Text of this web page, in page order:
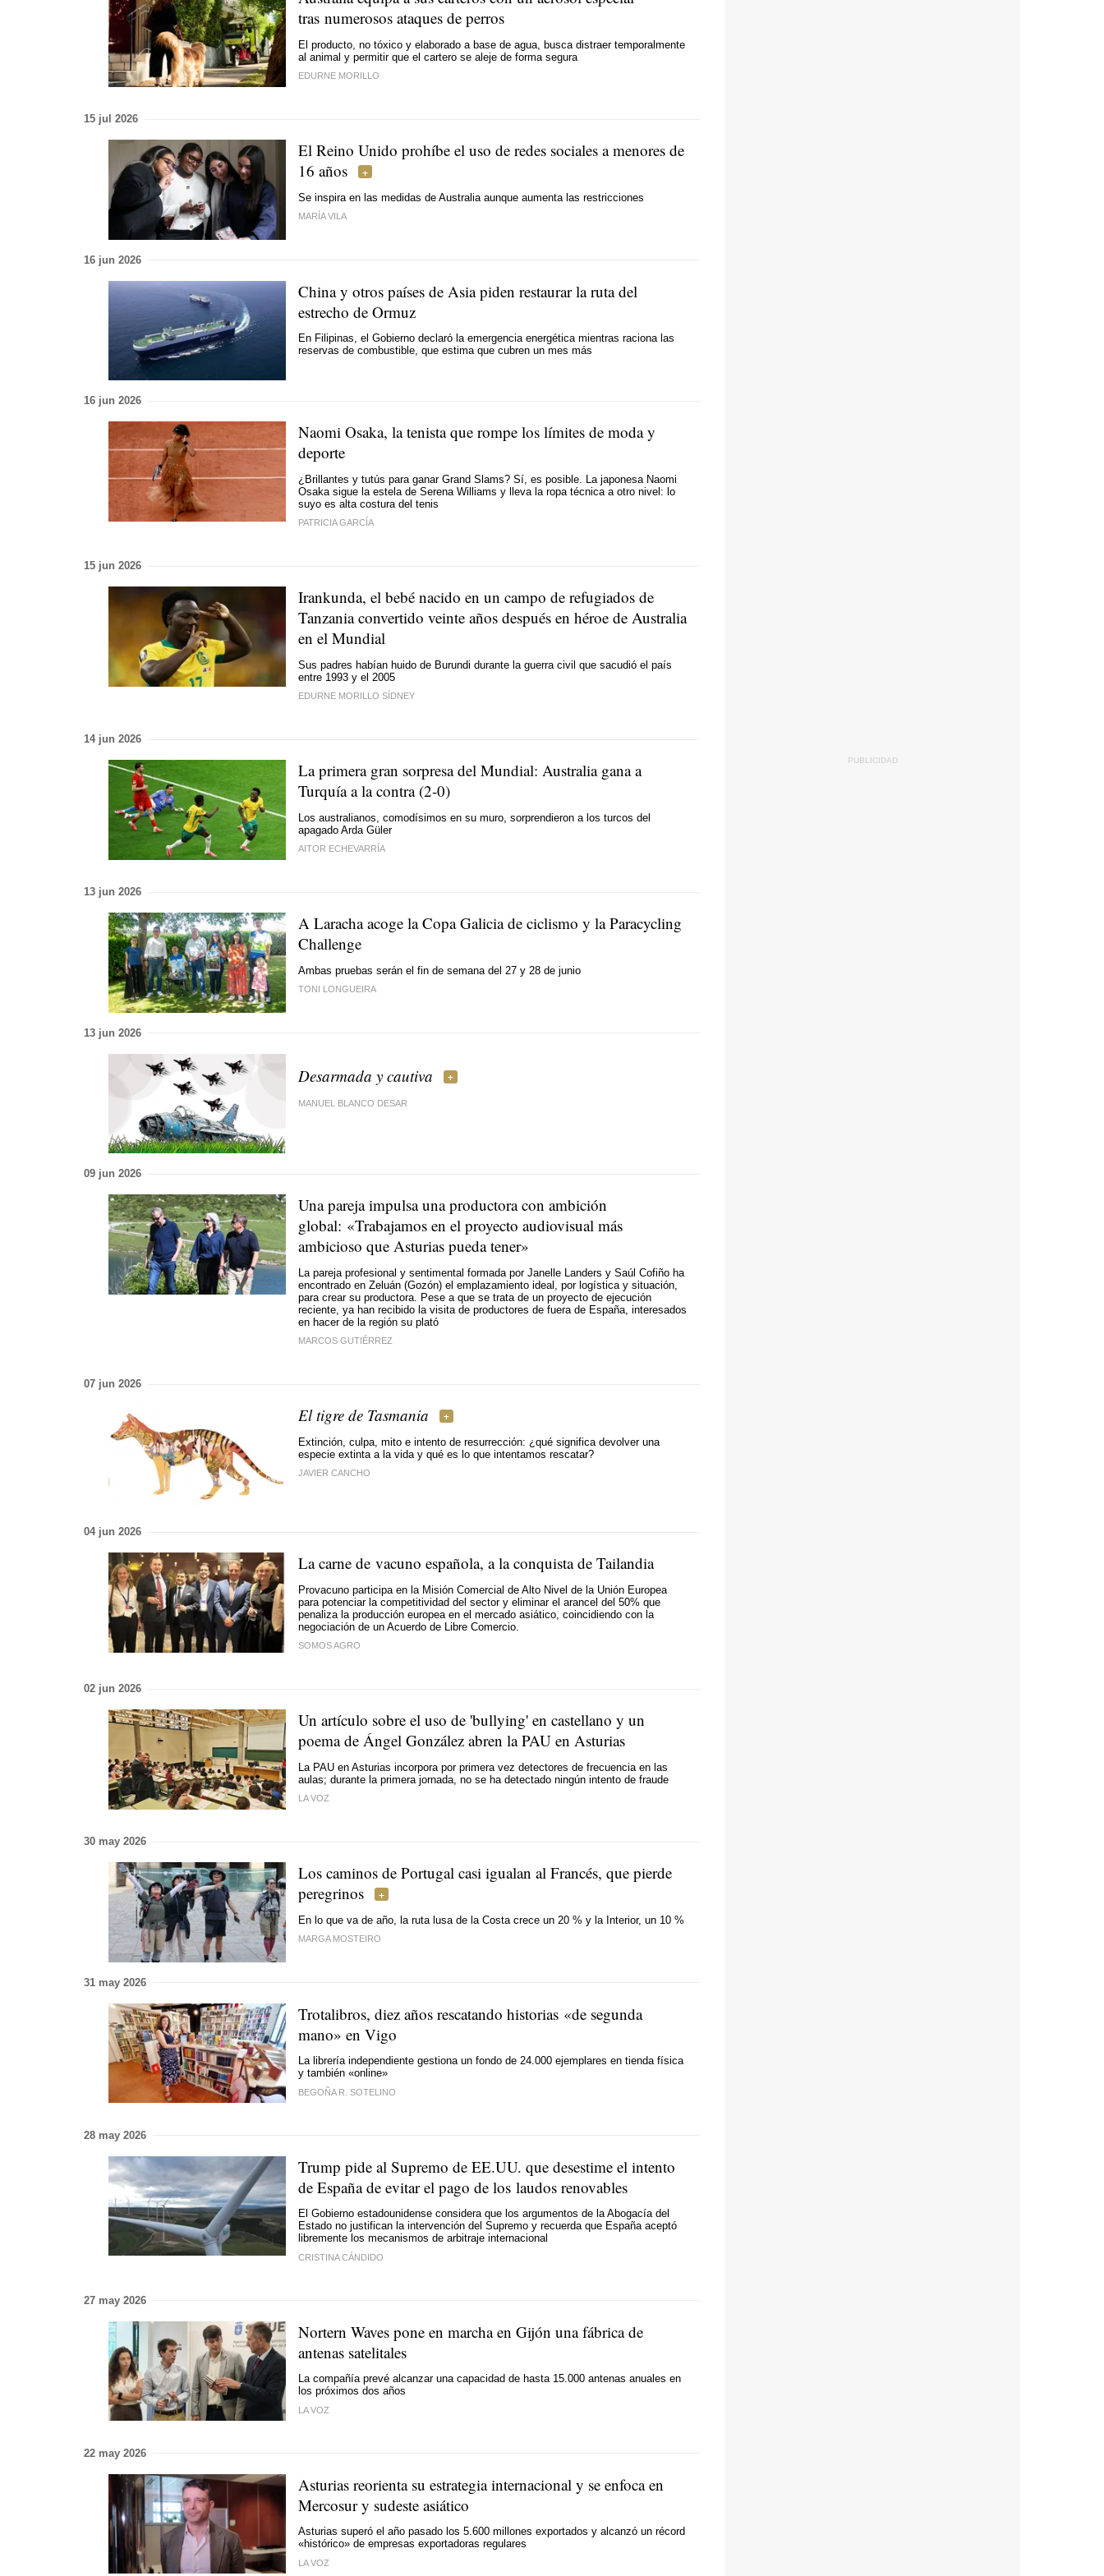
tras numerosos ataques de perros
El producto, no tóxico y elaborado a base de agua, busca distraer temporalmente
al animal y permitir que el cartero se aleje de forma segura
EDURNE MORILLO
15 jul 2026
El Reino Unido prohíbe el uso de redes sociales a menores de
16 años
Se inspira en las medidas de Australia aunque aumenta las restricciones
MARÍA VILA
16 jun 2026
China y otros países de Asia piden restaurar la ruta del
estrecho de Ormuz
En Filipinas, el Gobierno declaró la emergencia energética mientras raciona las
reservas de combustible, que estima que cubren un mes más
16 jun 2026
Naomi Osaka, la tenista que rompe los límites de moda y
deporte
¿Brillantes y tutús para ganar Grand Slams? Sí, es posible. La japonesa Naomi
Osaka sigue la estela de Serena Williams y lleva la ropa técnica a otro nivel: lo
suyo es alta costura del tenis
PATRICIA GARCÍA
15 jun 2026
Irankunda, el bebé nacido en un campo de refugiados de
Tanzania convertido veinte años después en héroe de Australia
en el Mundial
Sus padres habían huido de Burundi durante la guerra civil que sacudió el país
entre 1993 y el 2005
EDURNE MORILLO SÍDNEY
14 jun 2026
La primera gran sorpresa del Mundial: Australia gana a
Turquía a la contra (2-0)
Los australianos, comodísimos en su muro, sorprendieron a los turcos del
apagado Arda Güler
AITOR ECHEVARRÍA
13 jun 2026
A Laracha acoge la Copa Galicia de ciclismo y la Paracycling
Challenge
Ambas pruebas serán el fin de semana del 27 y 28 de junio
TONI LONGUEIRA
13 jun 2026
Desarmada y cautiva
MANUEL BLANCO DESAR
09 jun 2026
Una pareja impulsa una productora con ambición
global: «Trabajamos en el proyecto audiovisual más
ambicioso que Asturias pueda tener»
La pareja profesional y sentimental formada por Janelle Landers y Saúl Cofiño ha
encontrado en Zeluán (Gozón) el emplazamiento ideal, por logística y situación,
para crear su productora. Pese a que se trata de un proyecto de ejecución
reciente, ya han recibido la visita de productores de fuera de España, interesados
en hacer de la región su plató
MARCOS GUTIÉRREZ
07 jun 2026
El tigre de Tasmania
Extinción, culpa, mito e intento de resurrección: ¿qué significa devolver una
especie extinta a la vida y qué es lo que intentamos rescatar?
JAVIER CANCHO
04 jun 2026
La carne de vacuno española, a la conquista de Tailandia
Provacuno participa en la Misión Comercial de Alto Nivel de la Unión Europea
para potenciar la competitividad del sector y eliminar el arancel del 50% que
penaliza la producción europea en el mercado asiático, coincidiendo con la
negociación de un Acuerdo de Libre Comercio.
SOMOS AGRO
02 jun 2026
Un artículo sobre el uso de 'bullying' en castellano y un
poema de Ángel González abren la PAU en Asturias
La PAU en Asturias incorpora por primera vez detectores de frecuencia en las
aulas; durante la primera jornada, no se ha detectado ningún intento de fraude
LA VOZ
30 may 2026
Los caminos de Portugal casi igualan al Francés, que pierde
peregrinos
En lo que va de año, la ruta lusa de la Costa crece un 20 % y la Interior, un 10 %
MARGA MOSTEIRO
31 may 2026
Trotalibros, diez años rescatando historias «de segunda
mano» en Vigo
La librería independiente gestiona un fondo de 24.000 ejemplares en tienda física
y también «online»
BEGOÑA R. SOTELINO
28 may 2026
Trump pide al Supremo de EE.UU. que desestime el intento
de España de evitar el pago de los laudos renovables
El Gobierno estadounidense considera que los argumentos de la Abogacía del
Estado no justifican la intervención del Supremo y recuerda que España aceptó
libremente los mecanismos de arbitraje internacional
CRISTINA CÁNDIDO
27 may 2026
Nortern Waves pone en marcha en Gijón una fábrica de
antenas satelitales
La compañía prevé alcanzar una capacidad de hasta 15.000 antenas anuales en
los próximos dos años
LA VOZ
22 may 2026
Asturias reorienta su estrategia internacional y se enfoca en
Mercosur y sudeste asiático
Asturias superó el año pasado los 5.600 millones exportados y alcanzó un récord
«histórico» de empresas exportadoras regulares
LA VOZ